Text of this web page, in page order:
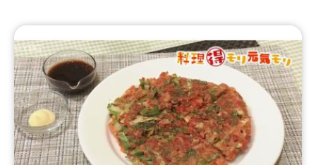
アナウンサー
イベント
Event
試写会・プレゼント
Present